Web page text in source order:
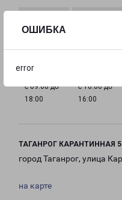
ОШИБКА
error
с 09:00 до
с 09:00 до
18:00
с 10:00 до
16:00
ТАГАНРОГ КАРАНТИННАЯ
город Таганрог, улица
на карте